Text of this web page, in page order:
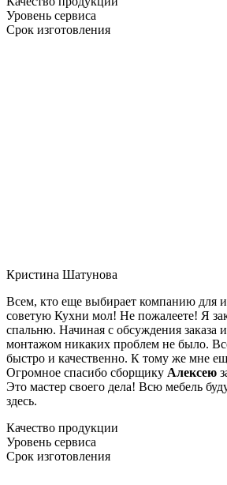
Уровень сервиса
Срок изготовления
Кристина Шатунова
Всем, кто еще выбирает компанию для
советую Кухни мол! Не пожалеете! Я
спальню. Начиная с обсуждения заказа
монтажом никаких проблем не было.
быстро и качественно. К тому же мне
Огромное спасибо сборщику Алексею
Это мастер своего дела! Всю мебель
здесь.
Качество продукции
Уровень сервиса
Срок изготовления